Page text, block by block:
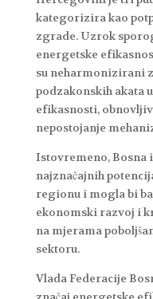
kategorizira kao
zgrade. Uzrok
energetske
su neharmonizirani
podzakonskih akata
efikasnosti,
nepostojanje
Istovremeno, Bosna
najznačajnih
regionu i mogla bi
ekonomski razvoj i
na mjerama
sektoru.
Vlada Federacije